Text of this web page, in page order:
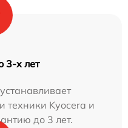
3-х лет
техники Kyocera и
до 3 лет.